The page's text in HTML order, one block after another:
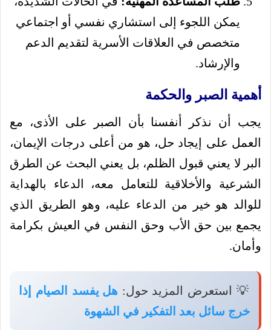
يمكن اللجوء إلى استشاري نفسي أو اجتماعي
متخصص في العلاقات الأسرية لتقديم الدعم
والإرشاد.
أهمية الصبر والحكمة
يجب أن نذكر أنفسنا بأن الصبر على الأذى، مع
العمل على إيجاد حل، هو من أعلى درجات الإيمان،
البر لا يعني قبول الظلم، بل يعني البحث عن الطرق
الشرعية والأخلاقية للتعامل معه، الدعاء بالهداية
للوالد هو خير من الدعاء عليه، وهو الطريق الذي
يجمع بين حق الأب وحق النفس في العيش بكرامة
وأمان.
💡 استعرض المزيد حول:هل يفسد الصيام إذا
خرج سائل بعد التفكير في الشهوة